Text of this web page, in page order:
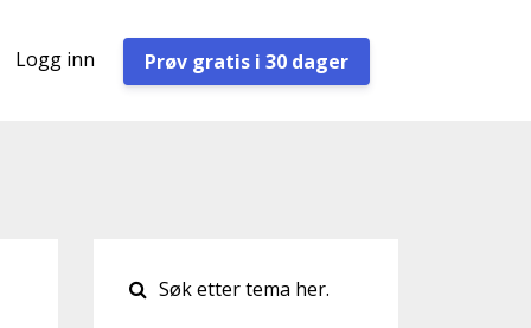
Logg inn Prøv gratis i 30 dager